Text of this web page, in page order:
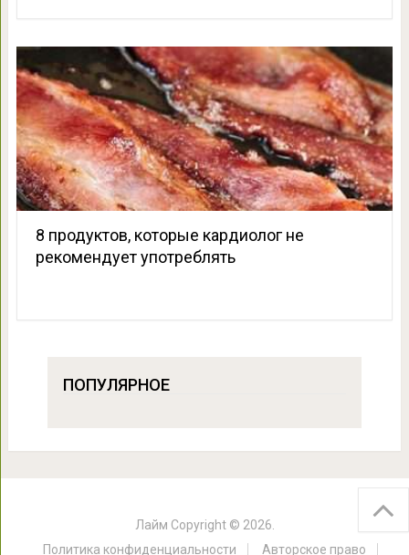
8 продуктов, которые кардиолог не
рекомендует употреблять
ПОПУЛЯРНОЕ
Лайм Copyright © 2026.
Политика конфиденциальности
Авторское право